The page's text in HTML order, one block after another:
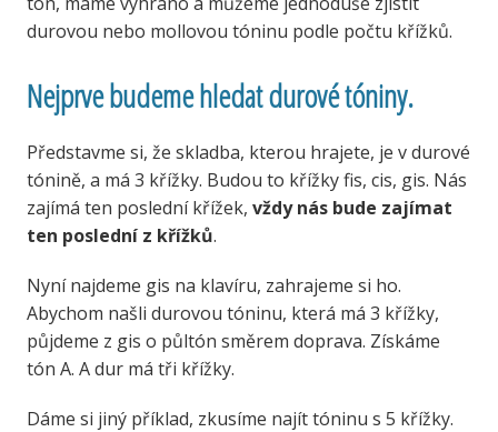
durovou nebo mollovou tóninu podle počtu křížků.
Nejprve budeme hledat durové tóniny.
Představme si, že skladba, kterou hrajete, je v durové
tónině, a má 3 křížky. Budou to křížky fis, cis, gis. Nás
zajímá ten poslední křížek, vždy nás bude zajímat
ten poslední z křížků.
Nyní najdeme gis na klavíru, zahrajeme si ho.
Abychom našli durovou tóninu, která má 3 křížky,
půjdeme z gis o půltón směrem doprava. Získáme
tón A. A dur má tři křížky.
Dáme si jiný příklad, zkusíme najít tóninu s 5 křížky.